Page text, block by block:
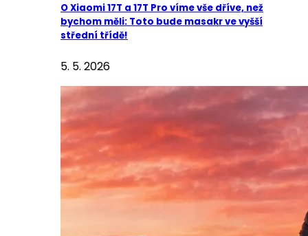
O Xiaomi 17T a 17T Pro víme vše dříve, než
bychom měli: Toto bude masakr ve vyšší
střední třídě!
5. 5. 2026